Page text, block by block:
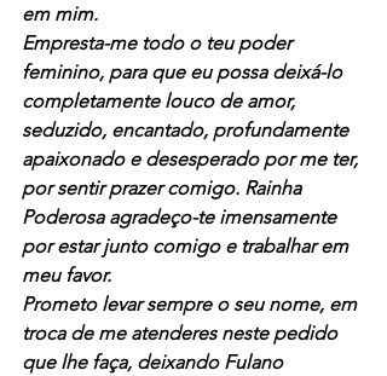
em mim.
Empresta-me todo o teu poder
feminino, para que eu possa deixá-lo
completamente louco de amor,
seduzido, encantado, profundamente
apaixonado e desesperado por me ter,
por sentir prazer comigo. Rainha
Poderosa agradeço-te imensamente
por estar junto comigo e trabalhar em
meu favor.
Prometo levar sempre o seu nome, em
troca de me atenderes neste pedido
que lhe faça, deixando Fulano